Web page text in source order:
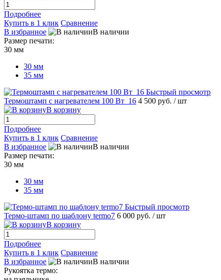
Подробнее
Купить в 1 клик Сравнение
В избранное
В наличии
Размер печати:
30 мм
30 мм
35 мм
Быстрый просмотр
Термоштамп с нагревателем 100 Вт_16 4 500 руб. / шт
В корзину
Подробнее
Купить в 1 клик Сравнение
В избранное
В наличии
Размер печати:
30 мм
30 мм
35 мм
Быстрый просмотр
Термо-штамп по шаблону termo7 6 000 руб. / шт
В корзину
Подробнее
Купить в 1 клик Сравнение
В избранное
В наличии
Рукоятка термо: